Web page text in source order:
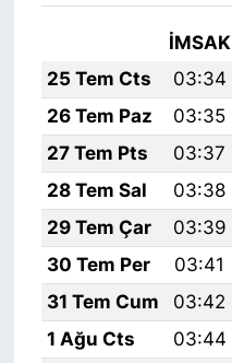
İMSAK
25 Tem Cts
03:34
26 Tem Paz
03:35
27 Tem Pts
03:37
28 Tem Sal
03:38
29 Tem Çar
03:39
30 Tem Per
03:41
31 Tem Cum
03:42
1 Ağu Cts
03:44